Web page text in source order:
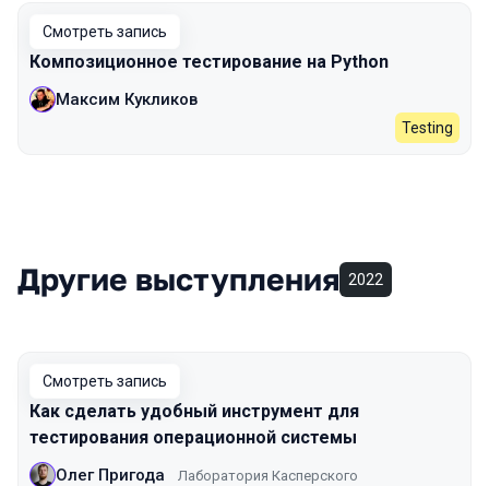
Смотреть запись
Композиционное тестирование на Python
Максим Кукликов
Testing
Другие выступления 2022
Смотреть запись
Как сделать удобный инструмент для
тестирования операционной системы
Олег Пригода Лаборатория Касперского